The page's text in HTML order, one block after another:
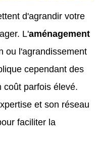
d'agrandir votre
L'aménagement
ou l'agrandissement
cependant des
coût parfois élevé.
et son réseau
faciliter la